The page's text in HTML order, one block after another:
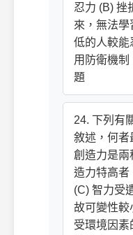
忍力 (B) 挫
來，無法學
低的人較能
用防衛機制
題
24. 下列有
敘述，何者
創造力是兩
造力特高者
(C) 智力受
故可變性較
受環境因素